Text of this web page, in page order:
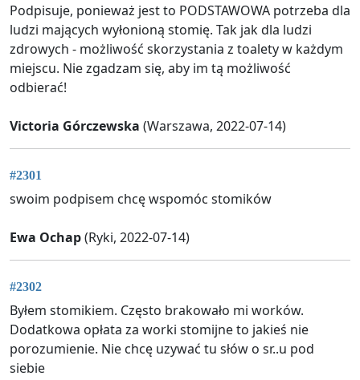
Podpisuje, ponieważ jest to PODSTAWOWA potrzeba dla
ludzi mających wyłonioną stomię. Tak jak dla ludzi
zdrowych - możliwość skorzystania z toalety w każdym
miejscu. Nie zgadzam się, aby im tą możliwość
odbierać!
Victoria Górczewska (Warszawa, 2022-07-14)
#2301
swoim podpisem chcę wspomóc stomików
Ewa Ochap(Ryki, 2022-07-14)
#2302
Byłem stomikiem. Często brakowało mi worków.
Dodatkowa opłata za worki stomijne to jakieś nie
porozumienie. Nie chcę uzywać tu słów o sr..u pod
siebie